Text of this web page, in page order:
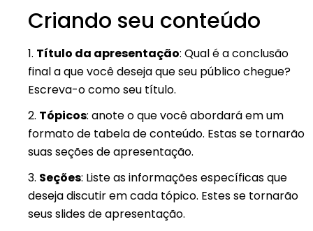
Criando seu conteúdo
1. Título da apresentação: Qual é a conclusão
final a que você deseja que seu público chegue?
Escreva-o como seu título.
2. Tópicos: anote o que você abordará em um
formato de tabela de conteúdo. Estas se tornarão
suas seções de apresentação.
3. Seções: Liste as informações específicas que
deseja discutir em cada tópico. Estes se tornarão
seus slides de apresentação.